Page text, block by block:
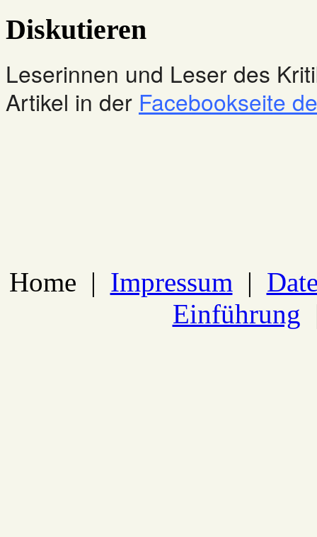
Diskutieren
Leserinnen und Leser des
Artikel in der Facebookseite
Home | Impressum |
Einführung